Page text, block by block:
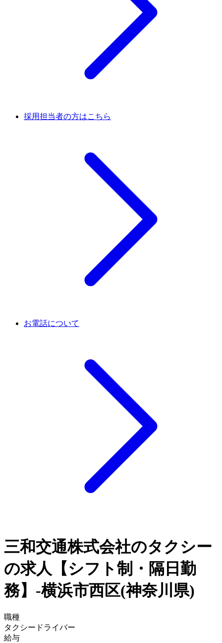
採用担当者の方はこちら
お電話について
三和交通株式会社のタクシー
の求人【シフト制・隔日勤
務】-横浜市西区(神奈川県)
職種
タクシードライバー
給与